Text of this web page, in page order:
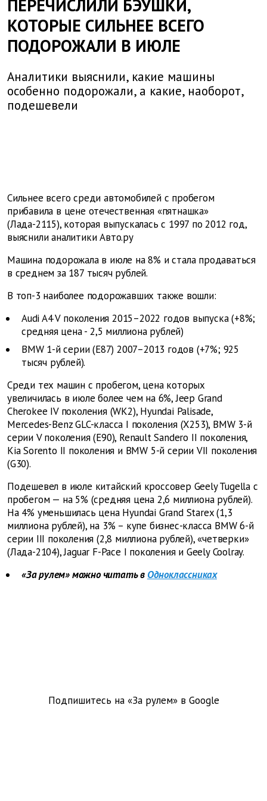
ПЕРЕЧИСЛИЛИ БЭУШКИ,
КОТОРЫЕ СИЛЬНЕЕ ВСЕГО
ПОДОРОЖАЛИ В ИЮЛЕ
Аналитики выяснили, какие машины
особенно подорожали, а какие, наоборот,
подешевели
Сильнее всего среди автомобилей с пробегом
прибавила в цене отечественная «пятнашка»
(Лада-2115), которая выпускалась с 1997 по 2012 год,
выяснили аналитики Авто.ру
Машина подорожала в июле на 8% и стала продаваться
в среднем за 187 тысяч рублей.
В топ-3 наиболее подорожавших также вошли:
Audi A4 V поколения 2015–2022 годов выпуска (+8%;
средняя цена - 2,5 миллиона рублей)
BMW 1-й серии (E87) 2007–2013 годов (+7%; 925
тысяч рублей).
Среди тех машин с пробегом, цена которых
увеличилась в июле более чем на 6%, Jeep Grand
Cherokee IV поколения (WK2), Hyundai Palisade,
Mercedes-Benz GLC-класса I поколения (X253), BMW 3-й
серии V поколения (E90), Renault Sandero II поколения,
Kia Sorento II поколения и BMW 5-й серии VII поколения
(G30).
Подешевел в июле китайский кроссовер Geely Tugella с
пробегом — на 5% (средняя цена 2,6 миллиона рублей).
На 4% уменьшилась цена Hyundai Grand Starex (1,3
миллиона рублей), на 3% – купе бизнес-класса BMW 6-й
серии III поколения (2,8 миллиона рублей), «четверки»
(Лада-2104), Jaguar F-Pace I поколения и Geely Coolray.
«За рулем» можно читать в Одноклассниках
Подпишитесь на «За рулем» в Google